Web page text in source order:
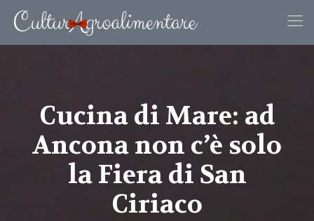
Cucina di Mare: ad
Ancona non c’è solo
la Fiera di San
Ciriaco